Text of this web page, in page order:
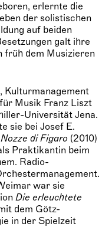
erlernte die
der solistischen
auf beiden
galt ihre
früh dem Musizieren
Kulturmanagement
Musik Franz Liszt
Universität Jena.
sie bei Josef E.
di Figaro (2010)
Praktikantin beim
Radio-
war sie
Die erleuchtete
dem Götz-
in der Spielzeit